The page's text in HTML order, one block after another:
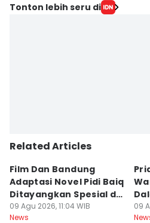
Tonton lebih seru di
Related Articles
Film Dan Bandung
Adaptasi Novel Pidi Baiq
Ditayangkan Spesial di
Jogja
09 Agu 2026, 11:04 WIB
News
09